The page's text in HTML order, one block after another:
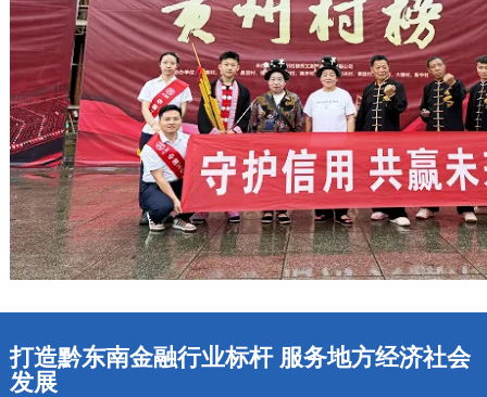
打造黔东南金融行业标杆 服务地方经济社会
发展